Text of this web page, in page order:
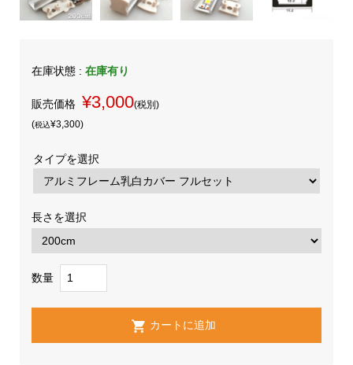
在庫状態 : 在庫有り
販売価格 ¥3,000(税別)
(税込¥3,300)
タイプを選択
長さを選択
数量